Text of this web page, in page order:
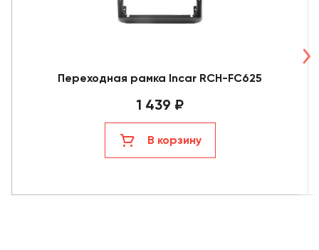
Переходная рамка Incar RCH-FC625
1 439 ₽
В корзину